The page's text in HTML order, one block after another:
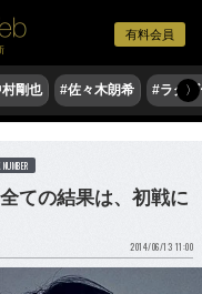
有料会員
剛也 #佐々木朗希 #ラグ〉
ての結果は、初戦に
2014/06/13 11:00